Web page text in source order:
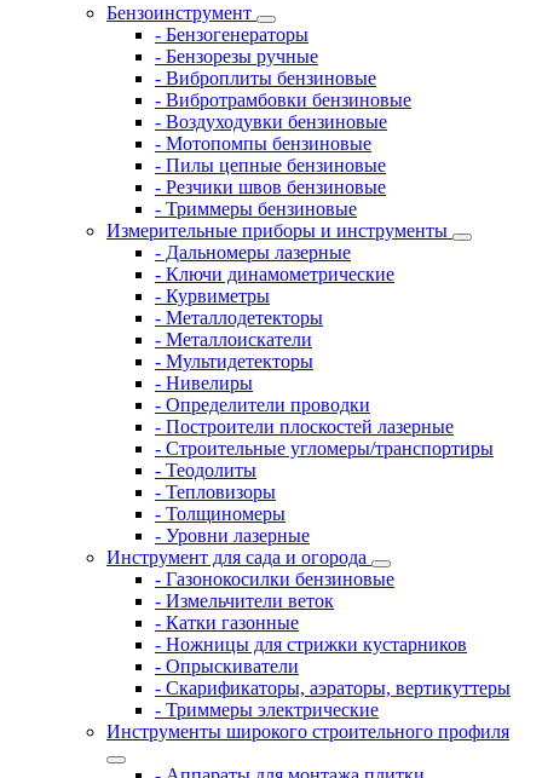
Бензоинструмент
- Бензогенераторы
- Бензорезы ручные
- Виброплиты бензиновые
- Вибротрамбовки бензиновые
- Воздуходувки бензиновые
- Мотопомпы бензиновые
- Пилы цепные бензиновые
- Резчики швов бензиновые
- Триммеры бензиновые
Измерительные приборы и инструменты
- Дальномеры лазерные
- Ключи динамометрические
- Курвиметры
- Металлодетекторы
- Металлоискатели
- Мультидетекторы
- Нивелиры
- Определители проводки
- Построители плоскостей лазерные
- Строительные угломеры/транспортиры
- Теодолиты
- Тепловизоры
- Толщиномеры
- Уровни лазерные
Инструмент для сада и огорода
- Газонокосилки бензиновые
- Измельчители веток
- Катки газонные
- Ножницы для стрижки кустарников
- Опрыскиватели
- Скарификаторы, аэраторы, вертикуттеры
- Триммеры электрические
Инструменты широкого строительного профиля